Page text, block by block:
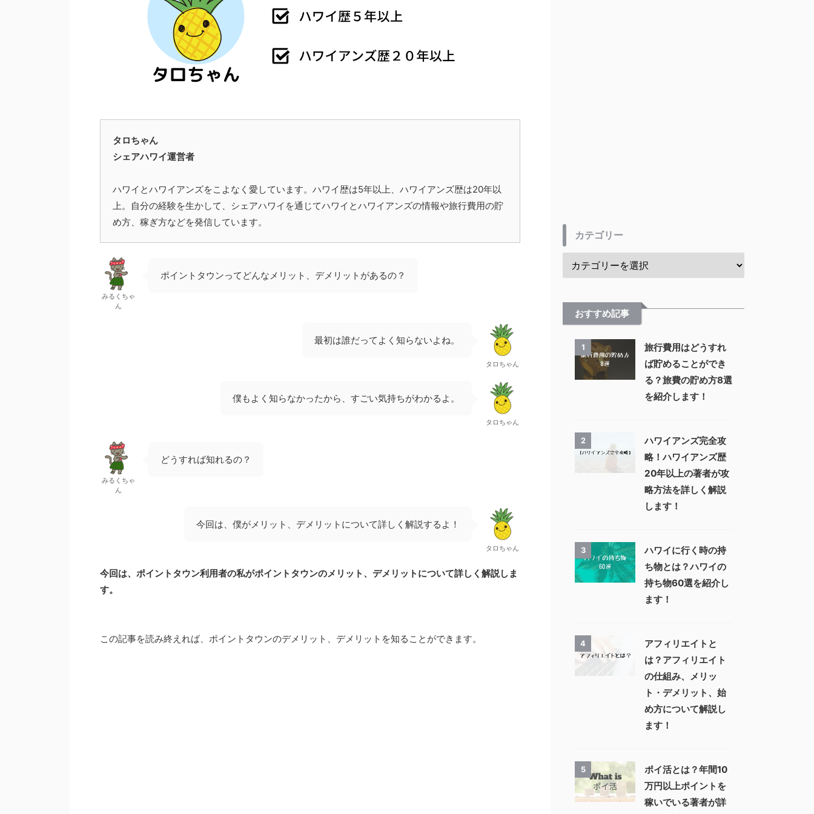
タロちゃん
シェアハワイ運営者
ハワイとハワイアンズをこよなく愛しています。ハワイ歴は5年以上、ハワイアンズ歴は20年以
上。自分の経験を生かして、シェアハワイを通じてハワイとハワイアンズの情報や旅行費用の貯
め方、稼ぎ方などを発信しています。
みるくちゃ
ん
ポイントタウンってどんなメリット、デメリットがあるの？
最初は誰だってよく知らないよね。
タロちゃん
僕もよく知らなかったから、すごい気持ちがわかるよ。
タロちゃん
みるくちゃ
ん
どうすれば知れるの？
今回は、僕がメリット、デメリットについて詳しく解説するよ！
タロちゃん
今回は、ポイントタウン利用者の私がポイントタウンのメリット、デメリットについて詳しく解説しま
す。
この記事を読み終えれば、ポイントタウンのデメリット、デメリットを知ることができます。
カテゴリー
おすすめ記事
1
旅行費用はどうすれ
ば貯めることができ
る？旅費の貯め方8選
を紹介します！
2
ハワイアンズ完全攻
略！ハワイアンズ歴
20年以上の著者が攻
略方法を詳しく解説
します！
3
ハワイに行く時の持
ち物とは？ハワイの
持ち物60選を紹介し
ます！
4
アフィリエイトと
は？アフィリエイト
の仕組み、メリッ
ト・デメリット、始
め方について解説し
ます！
5
ポイ活とは？年間10
万円以上ポイントを
稼いでいる著者が詳